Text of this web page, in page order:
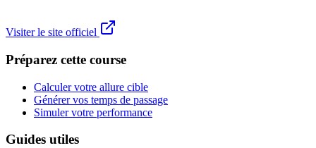
Visiter le site officiel
Préparez cette course
Calculer votre allure cible
Générer vos temps de passage
Simuler votre performance
Guides utiles